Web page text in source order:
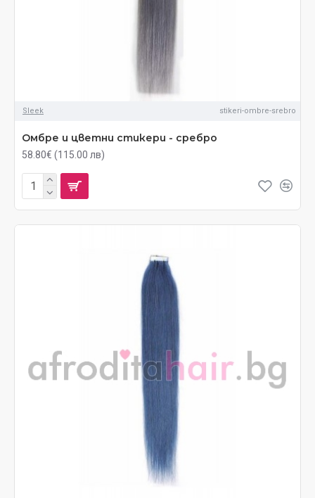
Sleek stikeri-ombre-srebro
Омбре и цветни стикери - сребро
58.80€ (115.00 лв)